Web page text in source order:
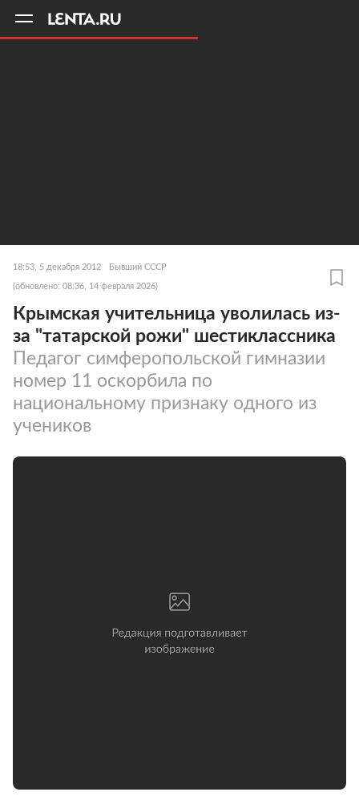
18:53, 5 декабря 2012 Бывший СССР
(обновлено: 08:36, 14 февраля 2026)
Крымская учительница уволилась из-
за "татарской рожи" шестиклассника
Педагог симферопольской гимназии
номер 11 оскорбила по
национальному признаку одного из
учеников